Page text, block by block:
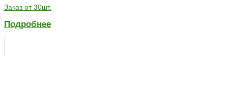
Заказ от 30шт.
Подробнее